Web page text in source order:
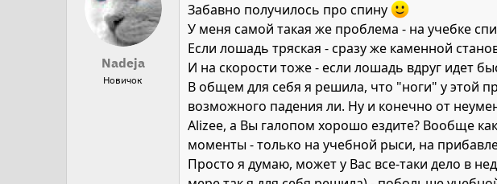
Nadeja
Новичок
Забавно получилось про спину
У меня самой такая же проблема - на учебке
Если лошадь тряская - сразу же каменной
И на скорости тоже - если лошадь вдруг идет
В общем для себя я решила, что "ноги" у этой
возможного падения ли. Ну и конечно от
Alizee, а Вы галопом хорошо ездите? Вообще
моменты - только на учебной рыси, на
Просто я думаю, может у Вас все-таки дело в